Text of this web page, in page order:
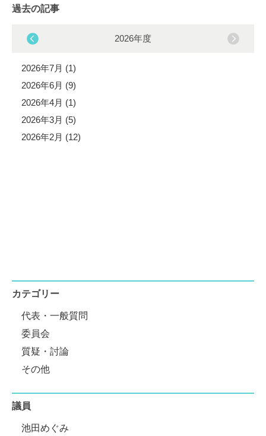
過去の記事
2026年度
2026年7月 (1)
2026年6月 (9)
2026年4月 (1)
2026年3月 (5)
2026年2月 (12)
カテゴリー
代表・一般質問
委員会
質疑・討論
その他
議員
池田めぐみ